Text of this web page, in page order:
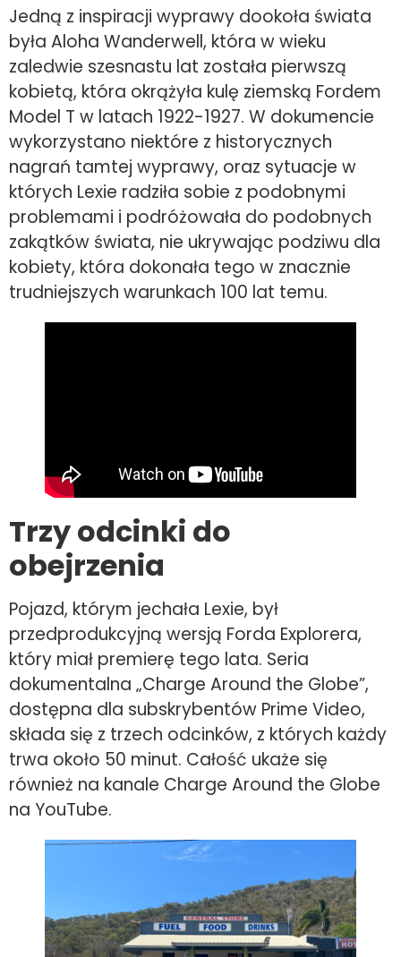
Jedną z inspiracji wyprawy dookoła świata
była Aloha Wanderwell, która w wieku
zaledwie szesnastu lat została pierwszą
kobietą, która okrążyła kulę ziemską Fordem
Model T w latach 1922-1927. W dokumencie
wykorzystano niektóre z historycznych
nagrań tamtej wyprawy, oraz sytuacje w
których Lexie radziła sobie z podobnymi
problemami i podróżowała do podobnych
zakątków świata, nie ukrywając podziwu dla
kobiety, która dokonała tego w znacznie
trudniejszych warunkach 100 lat temu.
Trzy odcinki do
obejrzenia
Pojazd, którym jechała Lexie, był
przedprodukcyjną wersją Forda Explorera,
który miał premierę tego lata. Seria
dokumentalna „Charge Around the Globe”,
dostępna dla subskrybentów Prime Video,
składa się z trzech odcinków, z których każdy
trwa około 50 minut. Całość ukaże się
również na kanale Charge Around the Globe
na YouTube.